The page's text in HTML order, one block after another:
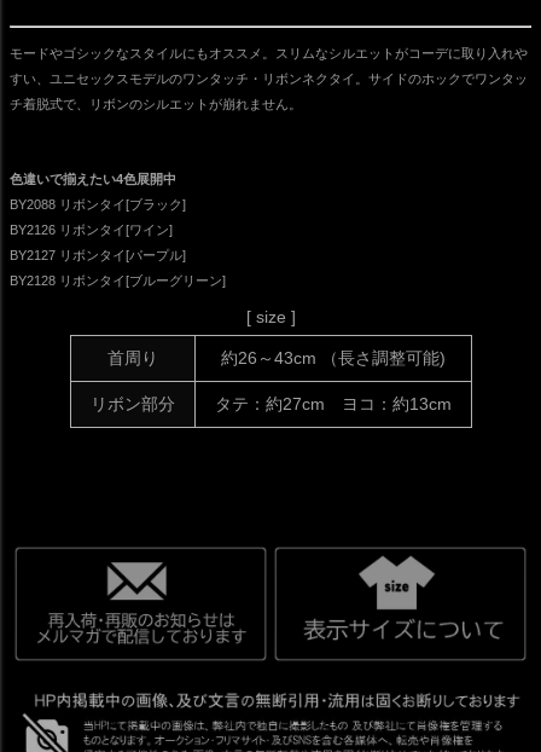
モードやゴシックなスタイルにもオススメ。スリムなシルエットがコーデに取り入れや
すい、ユニセックスモデルのワンタッチ・リボンネクタイ。サイドのホックでワンタッ
チ着脱式で、リボンのシルエットが崩れません。
色違いで揃えたい4色展開中
BY2088 リボンタイ[ブラック]
BY2126 リボンタイ[ワイン]
BY2127 リボンタイ[パープル]
BY2128 リボンタイ[ブルーグリーン]
[ size ]
首周り 約26～43cm （長さ調整可能)
リボン部分 タテ：約27cm ヨコ：約13cm